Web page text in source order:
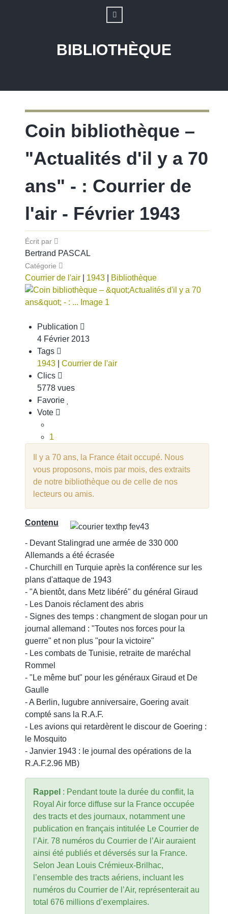
BIBLIOTHÈQUE
Coin bibliothèque –
"Actualités d'il y a 70
ans" - : Courrier de
l'air - Février 1943
Écrit par
Bertrand PASCAL
Catégorie
Courrier de l'air 1943 Bibliothèque
Publication
4 Février 2013
Tags
1943
Courrier de l'air
Clics
5778 vues
Favorie
Vote
1
3
4
5
Il y a 70 ans, la France était occupé. Nous
vous proposons, mois par mois, des extraits
de notre bibliothèque ou de celle de nos
lecteurs ou amis.
Contenu
- Devant Stalingrad une armée de 330 000
Allemands a été écrasée
- Churchill en Turquie après la conférence sur les
plans d'attaque de 1943
- "A bientôt, dans Metz libéré" du général Giraud
- Les Danois réclament des abris
- Signes des temps : changment de slogan pour un
journal allemand : "Toutes nos forces pour la
guerre" et non plus "pour la victoire"
- Les combats de Tunisie, retraite de maréchal
Rommel
- "Le même but" pour les généraux Giraud et De
Gaulle
- A Berlin, lugubre anniversaire, Goering avait
compté sans la R.A.F.
- Les avions qui retardèrent le discour de Goering :
le Mosquito
- Janvier 1943 : le journal des opérations de la
R.A.F.2.96 MB)
Rappel : Pendant toute la durée du conflit, la
Royal Air force diffuse sur la France occupée
des tracts et des journaux, notamment une
publication en français intitulée Le Courrier de
l’Air. 78 numéros du Courrier de l’Air auraient
ainsi été publiés et déversés sur la France.
Selon Jean Louis Crémieux-Brilhac,
l’ensemble des tracts aériens, incluant les
numéros du Courrier de l’Air, représenterait au
total 676 millions d’exemplaires.